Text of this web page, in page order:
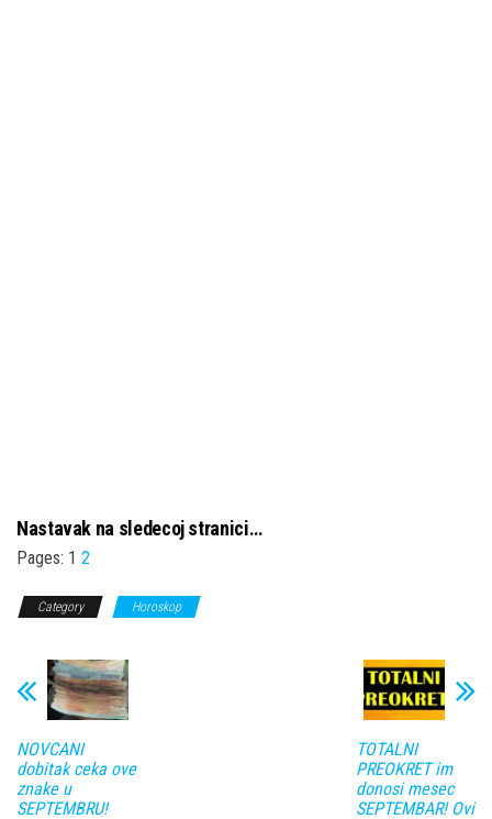
Nastavak na sledecoj stranici…
Pages: 1 2
Category Horoskop
NOVCANI
dobitak ceka ove
znake u
SEPTEMBRU!
TOTALNI
PREOKRET im
donosi mesec
SEPTEMBAR! Ovi